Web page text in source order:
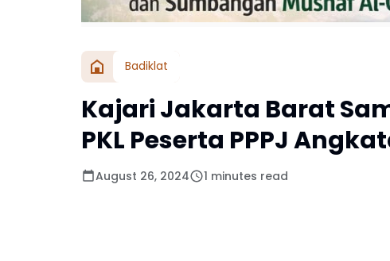
Badiklat
Kajari Jakarta Barat
PKL Peserta PPPJ
August 26, 2024 1 minutes read